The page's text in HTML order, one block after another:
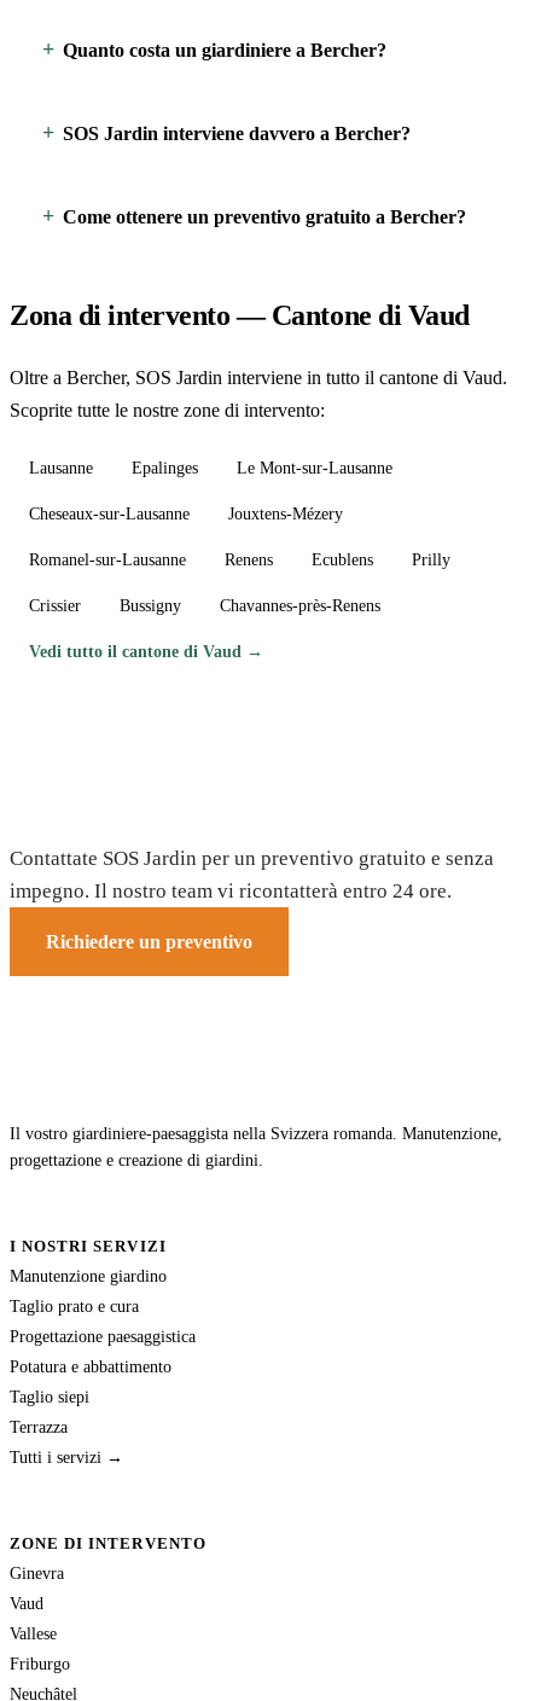
Quanto costa un giardiniere a Bercher?
SOS Jardin interviene davvero a Bercher?
Come ottenere un preventivo gratuito a Bercher?
Zona di intervento — Cantone di Vaud
Oltre a Bercher, SOS Jardin interviene in tutto il cantone di Vaud.
Scoprite tutte le nostre zone di intervento:
Lausanne Epalinges Le Mont-sur-Lausanne
Cheseaux-sur-Lausanne Jouxtens-Mézery
Romanel-sur-Lausanne Renens Ecublens Prilly
Crissier Bussigny Chavannes-près-Renens
Vedi tutto il cantone di Vaud →
Contattate SOS Jardin per un preventivo gratuito e senza
impegno. Il nostro team vi ricontatterà entro 24 ore.
Richiedere un preventivo
Il vostro giardiniere-paesaggista nella Svizzera romanda. Manutenzione,
progettazione e creazione di giardini.
I NOSTRI SERVIZI
Manutenzione giardino
Taglio prato e cura
Progettazione paesaggistica
Potatura e abbattimento
Taglio siepi
Terrazza
Tutti i servizi →
ZONE DI INTERVENTO
Ginevra
Vaud
Vallese
Friburgo
Neuchâtel